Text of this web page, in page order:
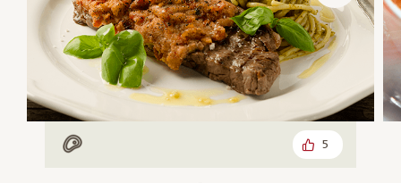
Mit Fleisch 5